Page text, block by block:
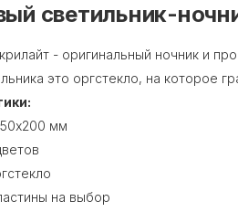
светильник-
- оригинальный ночник и
это оргстекло, на которое
мм
на выбор